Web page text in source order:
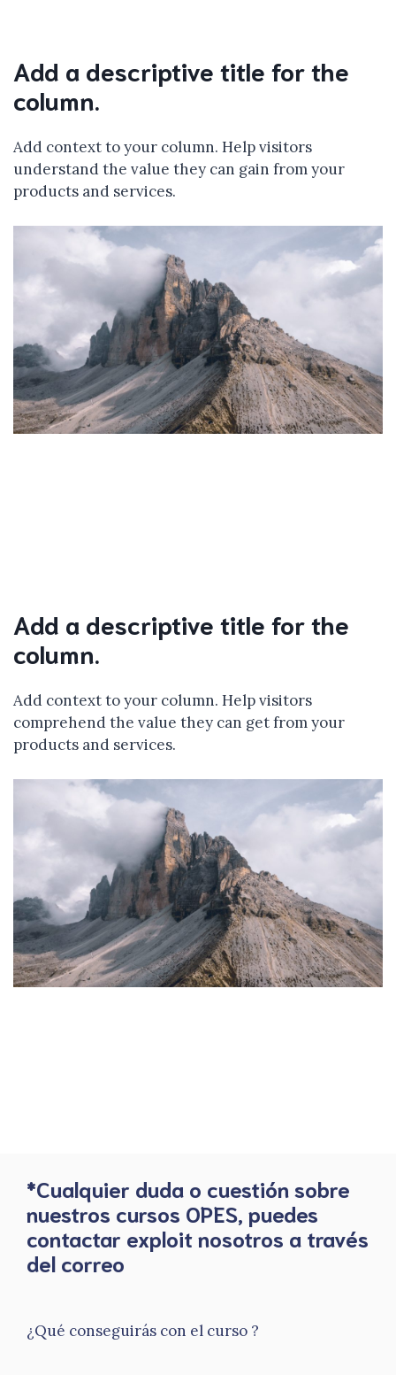
Add a descriptive title for the
column.
Add context to your column. Help visitors
understand the value they can gain from your
products and services.
Add a descriptive title for the
column.
Add context to your column. Help visitors
comprehend the value they can get from your
products and services.
*Cualquier duda o cuestión sobre
nuestros cursos OPES, puedes
contactar exploit nosotros a través
del correo
¿Qué conseguirás con el curso ?